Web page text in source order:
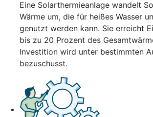
Eine Solarthermieanlage wandelt
Wärme um, die für heißes Wasser
genutzt werden kann. Sie erreicht
bis zu 20 Prozent des
Investition wird unter bestimmten
bezuschusst.